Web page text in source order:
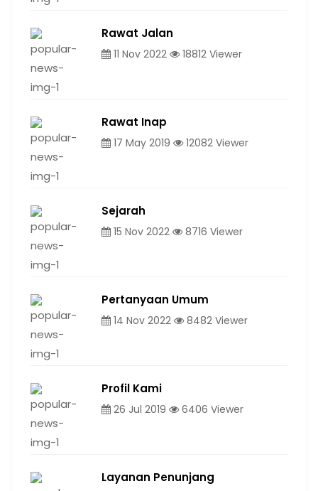
Rawat Jalan
11 Nov 2022 18812 Viewer
Rawat Inap
17 May 2019 12082 Viewer
Sejarah
15 Nov 2022 8716 Viewer
Pertanyaan Umum
14 Nov 2022 8482 Viewer
Profil Kami
26 Jul 2019 6406 Viewer
Layanan Penunjang